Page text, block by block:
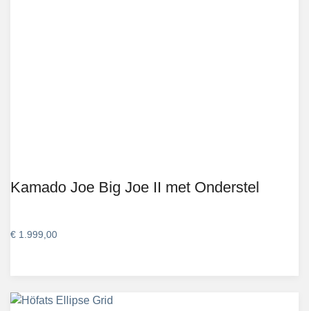
Kamado Joe Big Joe II met Onderstel
€ 1.999,00